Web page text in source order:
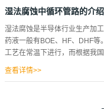
检控。一、喷淋管路上喷淋管
到微粒污染少的最佳效果。 良
冲洗的死角地带，微粒、杂质
两侧不断进水，而后由内槽上
路进入槽体。 氮气鼓泡有以下
湿法腐蚀中循环管路的介绍
湿法腐蚀是半导体行业生产加
药液一般有BOE、HF、DHF等
工艺在常温下进行，而根据我
查看详情>>